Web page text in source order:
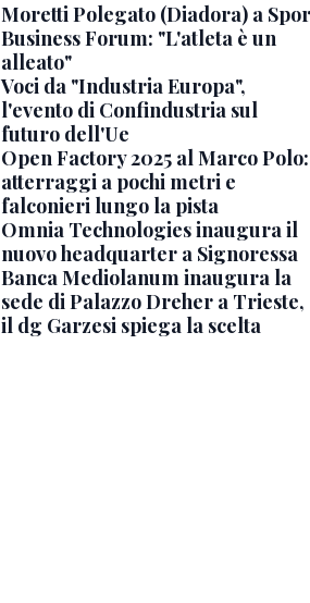
Moretti Polegato (Diadora) a
Business Forum: "L'atleta è un
alleato"
Voci da "Industria Europa",
l'evento di Confindustria sul
futuro dell'Ue
Open Factory 2025 al Marco Polo:
atterraggi a pochi metri e
falconieri lungo la pista
Omnia Technologies inaugura il
nuovo headquarter a Signoressa
Banca Mediolanum inaugura la
sede di Palazzo Dreher a Trieste,
il dg Garzesi spiega la scelta